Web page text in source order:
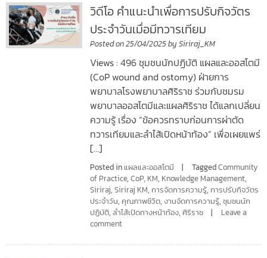
วิดีโอ คำแนะนำเพื่อการปรับกิจวัตร
ประจำวันเมื่อมีทวารเทียม
Posted on25/04/2025bySiriraj_KM
Views : 496 ชุมชนนักปฏิบัติ แผลและออสโตมี
(CoP wound and ostomy) ฝ่ายการ
พยาบาลโรงพยาบาลศิริราช ร่วมกับชมรม
พยาบาลออสโตมีและแผลศิริราช ได้แลกเปลี่ยน
ความรู้ เรื่อง “ข้อควรทราบก่อนการผ่าตัด
ทวารเทียมและลำไส้เปิดหน้าท้อง” เพื่อเผยแพร่
[…]
Posted in แผลและออสโตมี TaggedCommunity
of Practice,CoP, KM, Knowledge Management,
Siriraj,Siriraj KM,การจัดการความรู้,การปรับกิจวัตร
ประจำวัน, คุณภาพชีวิต,งานจัดการความรู้,ชุมชนนัก
ปฏิบัติ,ลำไส้เปิดทางหน้าท้อง, ศิริราช
Leave a
comment